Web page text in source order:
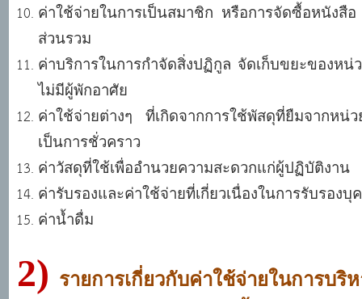
ค่าใช้จ่ายในการเป็นสมาชิก หรือการจัดซื้อหนังสื
ส่วนรวม
ค่าบริการในการกำจัดสิ่งปฏิกูล จัดเก็บขยะของห
ไม่มีผู้พักอาศัย
ค่าใช้จ่ายต่างๆ ที่เกิดจากการใช้พัสดุที่ยืมจากห
เป็นการชั่วคราว
ค่าวัสดุที่ใช้เพื่ออำนวยความสะดวกแก่ผู้ปฏิบัติงาน
ค่ารับรองและค่าใช้จ่ายที่เกี่ยวเนื่องในการรับรอง
ค่าน้ำดื่ม
2) รายการเกี่ยวกับค่าใช้จ่ายในการบ